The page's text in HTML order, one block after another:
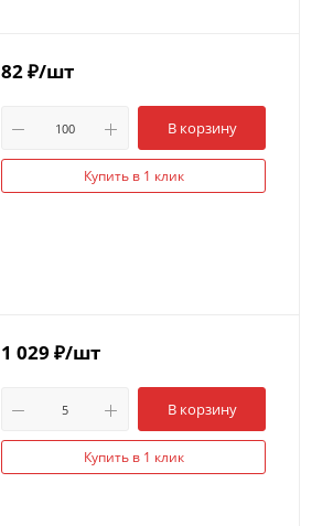
82₽/шт
В корзину
Купить в 1 клик
1 029 ₽/шт
В корзину
Купить в 1 клик